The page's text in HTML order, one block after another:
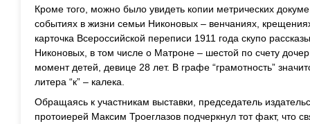
Кроме того, можно было увидеть копии метрических
событиях в жизни семьи Никоновых – венчаниях,
карточка Всероссийской переписи 1911 года скупо
Никоновых, в том числе о Матроне – шестой по счету
момент детей, девице 28 лет. В графе “грамотность”
литера “к” – калека.
Обращаясь к участникам выставки, председатель
протоиерей Максим Троеглазов подчеркнул тот факт, что